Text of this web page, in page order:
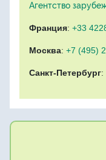
Агентство
Франция: +33
Москва: +7 (495)
Санкт-Петербург: